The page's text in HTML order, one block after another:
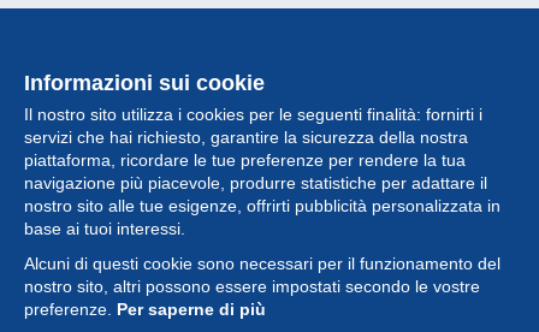
Informazioni sui cookie
Il nostro sito utilizza i cookies per le seguenti finalità: fornirti i
servizi che hai richiesto, garantire la sicurezza della nostra
piattaforma, ricordare le tue preferenze per rendere la tua
navigazione più piacevole, produrre statistiche per adattare il
nostro sito alle tue esigenze, offrirti pubblicità personalizzata in
base ai tuoi interessi.
Alcuni di questi cookie sono necessari per il funzionamento del
nostro sito, altri possono essere impostati secondo le vostre
preferenze. Per saperne di più
Collezione
Novità
Funzione